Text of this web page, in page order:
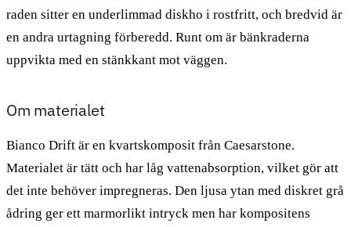
raden sitter en underlimmad diskho i rostfritt, och bredvid är
en andra urtagning förberedd. Runt om är bänkraderna
uppvikta med en stänkkant mot väggen.
Om materialet
Bianco Drift är en kvartskomposit från Caesarstone.
Materialet är tätt och har låg vattenabsorption, vilket gör att
det inte behöver impregneras. Den ljusa ytan med diskret grå
ådring ger ett marmorlikt intryck men har kompositens